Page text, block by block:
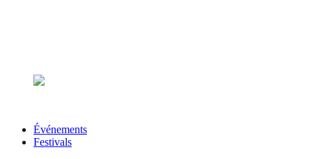
Événements
Festivals